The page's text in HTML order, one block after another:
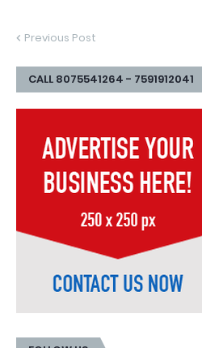
Previous Post
CALL 8075541264 - 7591912041